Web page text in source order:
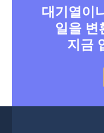
대기열이
일을 변
지금